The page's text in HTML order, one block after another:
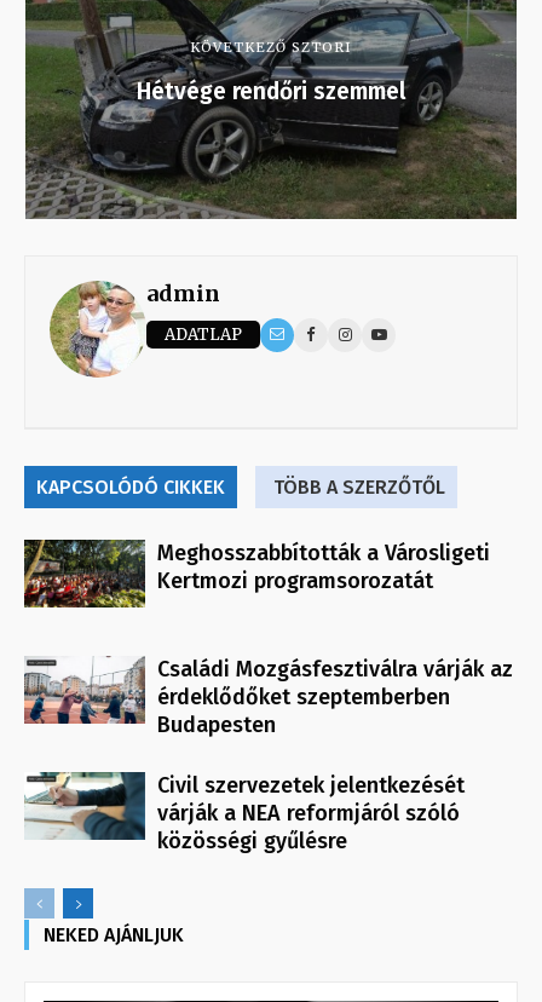
KÖVETKEZŐ SZTORI
Hétvége rendőri szemmel
admin
ADATLAP
KAPCSOLÓDÓ CIKKEK TÖBB A SZERZŐTŐL
Meghosszabbították a Városligeti
Kertmozi programsorozatát
Családi Mozgásfesztiválra várják az
érdeklődőket szeptemberben
Budapesten
Civil szervezetek jelentkezését
várják a NEA reformjáról szóló
közösségi gyűlésre
NEKED AJÁNLJUK